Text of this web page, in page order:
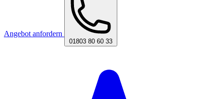
Angebot anfordern
01803 80 60 33